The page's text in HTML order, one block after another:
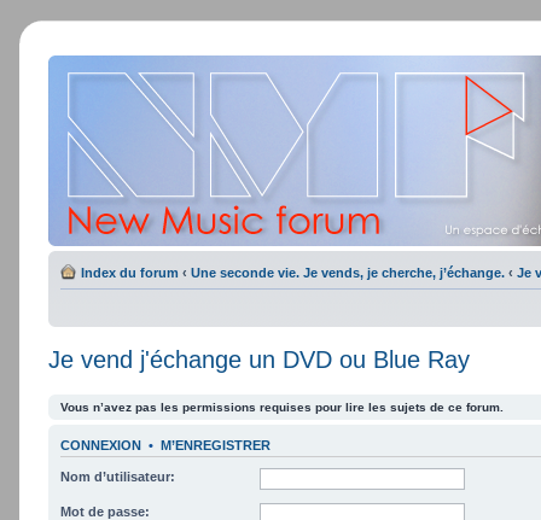
Index du forum ‹ Une seconde vie. Je vends, je cherche, j’échange. ‹ Je
Je vend j'échange un DVD ou Blue Ray
Vous n’avez pas les permissions requises pour lire les sujets de ce forum.
CONNEXION • M’ENREGISTRER
Nom d’utilisateur:
Mot de passe: